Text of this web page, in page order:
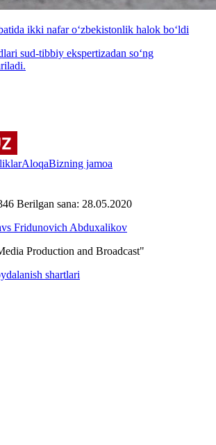
ikki nafar o‘zbekistonlik halok bo‘ldi
sud-tibbiy ekspertizadan so‘ng
AloqaBizning jamoa
Berilgan sana: 28.05.2020
Fridunovich Abduxalikov
Production and Broadcast"
shartlari